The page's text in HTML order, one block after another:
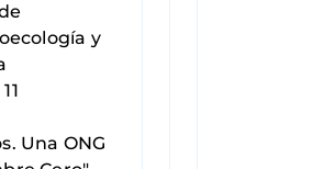
y
Una ONG